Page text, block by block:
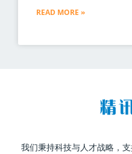
READ MORE »
我们秉持科技与人才战略，